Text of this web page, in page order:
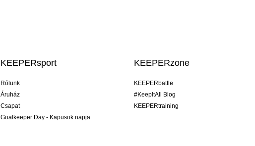
KEEPERsport
Rólunk
Áruház
Csapat
Goalkeeper Day - Kapusok napja
KEEPERzone
KEEPERbattle
#KeepItAll Blog
KEEPERtraining